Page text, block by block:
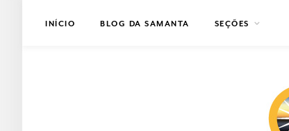
INÍCIO BLOG DA SAMANTA SEÇÕES